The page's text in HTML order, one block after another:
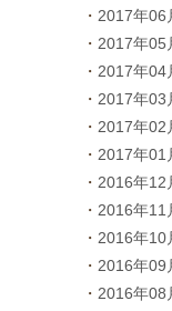
2017年06
2017年05
2017年04
2017年03
2017年02
2017年01
2016年12
2016年11
2016年10
2016年09
2016年08